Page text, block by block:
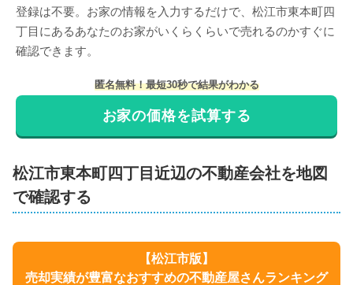
登録は不要。お家の情報を入力するだけで、 松江市東本町四
丁目 にあるあなたのお家がいくらくらいで売れるのかすぐに
確認できます。
匿名無料！最短30秒で結果がわかる
お家の価格を試算する
松江市東本町四丁目近辺の不動産会社を地図
で確認する
【松江市版】
売却実績が豊富なおすすめの不動産屋さんランキング